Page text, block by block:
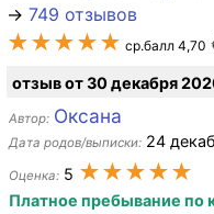
→ 749 отзывов
★★★★★ ср.балл 4,70
отзыв от 30 декабря
Автор: Оксана
Дата родов/выписки: 24
Оценка: 5 ★★★★★
Платное пребывание по